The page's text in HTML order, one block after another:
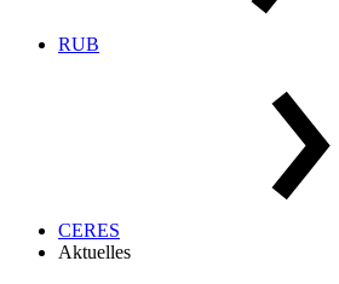
RUB
CERES
Aktuelles